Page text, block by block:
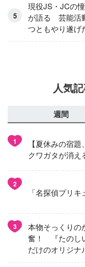
現役JS・JCの
が語る 芸能活
つともやり遂げ
人気
週間
1
【夏休みの宿
クワガタが消
2
「名探偵プリ
3
本物そっくりの
奮！ 『たのし
だけのオリジ
くるせんたくき